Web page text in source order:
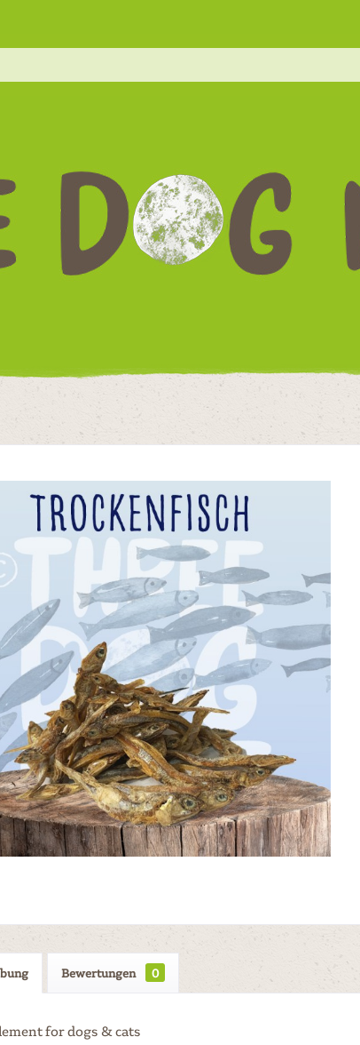
Bewertungen 0
for dogs & cats